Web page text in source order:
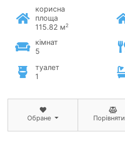
корисна
площа
115.82 м2
кімнат
5
туалет
1
Обране Порівняти